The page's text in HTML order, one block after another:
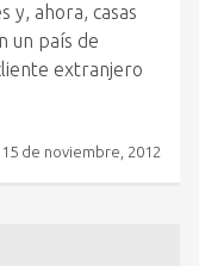
y, ahora, casas
un país de
extranjero
15 de noviembre, 2012